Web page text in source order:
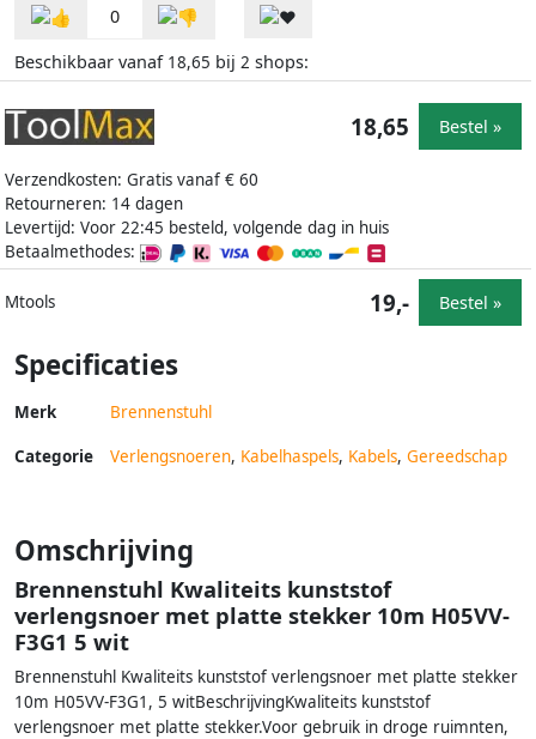
0
Beschikbaar vanaf 18,65 bij 2 shops:
Verzendkosten: Gratis vanaf € 60
Retourneren: 14 dagen
Levertijd: Voor 22:45 besteld, volgende dag in huis
Betaalmethodes:
18,65 Bestel »
Mtools 19,- Bestel »
Specificaties
Merk Brennenstuhl
Categorie Verlengsnoeren, Kabelhaspels, Kabels, Gereedschap
Omschrijving
Brennenstuhl Kwaliteits kunststof
verlengsnoer met platte stekker 10m H05VV-
F3G1 5 wit
Brennenstuhl Kwaliteits kunststof verlengsnoer met platte stekker
10m H05VV-F3G1, 5 witBeschrijvingKwaliteits kunststof
verlengsnoer met platte stekker.Voor gebruik in droge ruimnten,